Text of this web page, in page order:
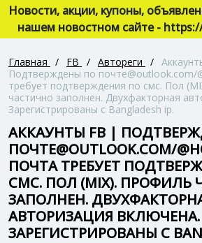
Новости, акции, купоны,
нашем новостном сайте -
Главная / FB / Автореги /
Подтверждены по почте@outlook.com/
требует подтверждения по смс. Пол
частично заполнен. Двухфакторная
Зарегистрированы с Bangladesh ip.
АККАУНТЫ FB |
ПОЧТЕ@OUTLOOK.COM/
ПОЧТА ТРЕБУЕТ
СМС. ПОЛ (MIX). ПРОФИЛЬ
ЗАПОЛНЕН.
АВТОРИЗАЦИЯ ВКЛЮЧЕНА.
ЗАРЕГИСТРИРОВАНЫ С